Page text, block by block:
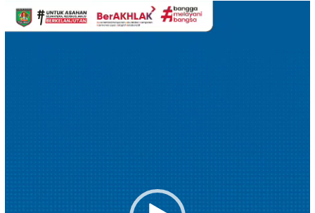
Pemutar
Video